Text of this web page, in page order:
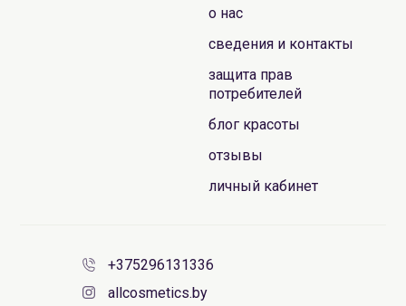
о нас
сведения и контакты
защита прав
потребителей
блог красоты
отзывы
личный кабинет
+375296131336
allcosmetics.by